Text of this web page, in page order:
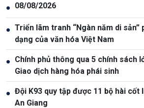
● 08/08/2026
● Triển lãm tranh “Ngàn năm di sản”
dạng của văn hóa Việt Nam
● Chính phủ thông qua 5 chính sách
Giao dịch hàng hóa phái sinh
● Đội K93 quy tập được 11 bộ hài cốt
An Giang